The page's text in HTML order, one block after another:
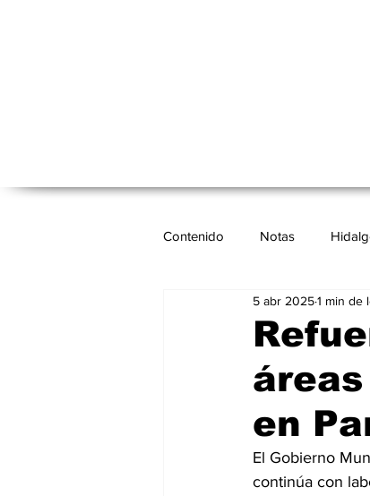
Contenido Notas
Cinematografía México
en
5 abr 20251 min de
El Gobierno
continúa con